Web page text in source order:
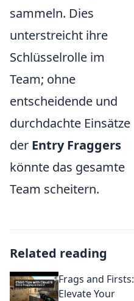
sammeln. Dies
unterstreicht ihre
Schlüsselrolle im
Team; ohne
entscheidende und
durchdachte Einsätze
der Entry Fraggers
könnte das gesamte
Team scheitern.
Related reading
Frags and Firsts:
Elevate Your